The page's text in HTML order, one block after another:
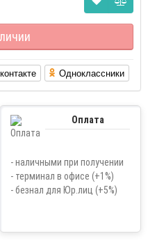
Одноклассники
Оплата
- наличными при получении
- терминал в офисе (+1%)
- безнал для Юр.лиц (+5%)